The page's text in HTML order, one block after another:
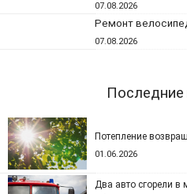
07.08.2026
Ремонт
07.08.2026
Последние
Потепление
01.06.2026
Два авто сгорели в